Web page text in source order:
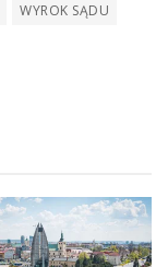
WYROK SĄDU